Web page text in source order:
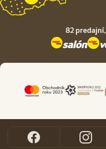
82 predajní,